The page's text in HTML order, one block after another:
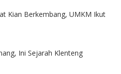
Kian Berkembang, UMKM Ikut
Ini Sejarah Klenteng